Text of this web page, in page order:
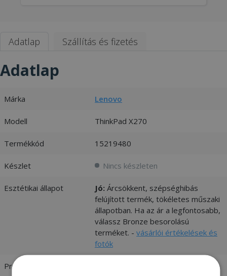
Adatlap Szállítás és fizetés
Adatlap
Márka Lenovo
Modell ThinkPad X270
Termékkód 15219480
Készlet Nincs készleten
Esztétikai állapot Jó: Árcsökkent, szépséghibás
felújított termék, tökéletes műszaki
állapotban. Ha az ár a legfontosabb,
válassz Bronze besorolású
terméket. - vásárlói értékelések és
fotók
Processzor